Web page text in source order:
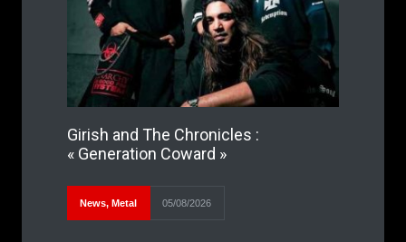
Girish and The Chronicles :
« Generation Coward »
News, Metal 05/08/2026